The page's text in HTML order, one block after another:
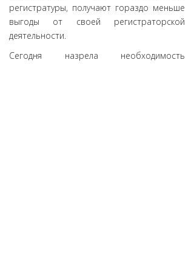
регистратуры, получают гораздо меньше
выгоды от своей регистраторской
деятельности.
Сегодня назрела необходимость